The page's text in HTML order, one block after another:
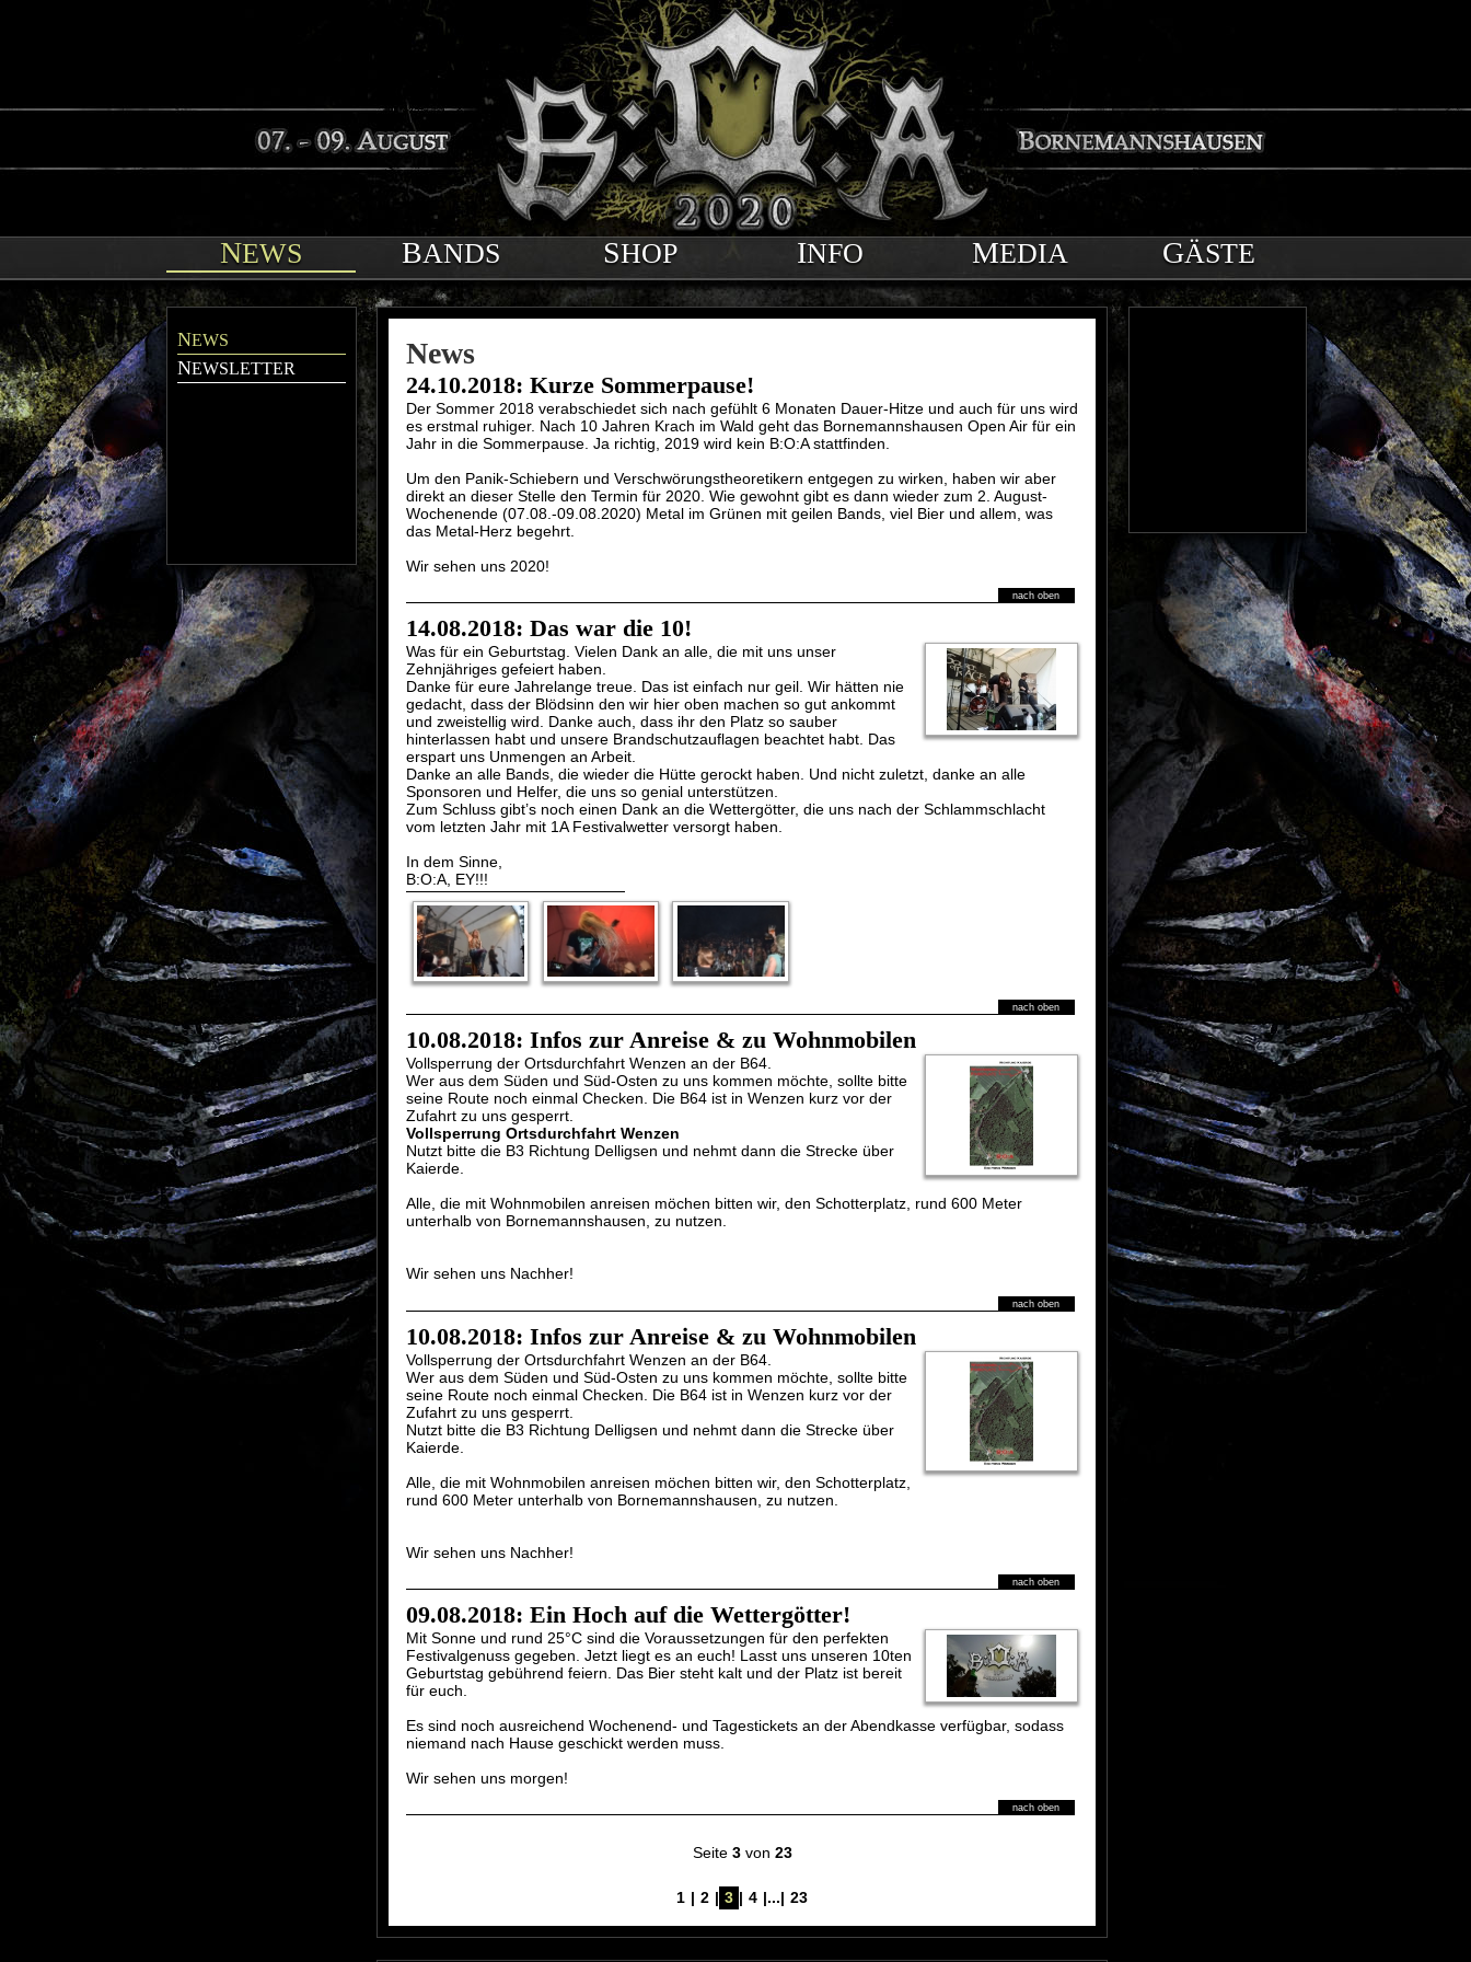
NEWS BANDS SHOP INFO MEDIA GÄSTE
NEWS
NEWSLETTER
News
24.10.2018: Kurze Sommerpause!
Der Sommer 2018 verabschiedet sich nach gefühlt 6 Monaten Dauer-Hitze und auch für uns wird
es erstmal ruhiger. Nach 10 Jahren Krach im Wald geht das Bornemannshausen Open Air für ein
Jahr in die Sommerpause. Ja richtig, 2019 wird kein B:O:A stattfinden.
Um den Panik-Schiebern und Verschwörungstheoretikern entgegen zu wirken, haben wir aber
direkt an dieser Stelle den Termin für 2020. Wie gewohnt gibt es dann wieder zum 2. August-
Wochenende (07.08.-09.08.2020) Metal im Grünen mit geilen Bands, viel Bier und allem, was
das Metal-Herz begehrt.
Wir sehen uns 2020!
nach oben
14.08.2018: Das war die 10!
Was für ein Geburtstag. Vielen Dank an alle, die mit uns unser
Zehnjähriges gefeiert haben.
Danke für eure Jahrelange treue. Das ist einfach nur geil. Wir hätten nie
gedacht, dass der Blödsinn den wir hier oben machen so gut ankommt
und zweistellig wird. Danke auch, dass ihr den Platz so sauber
hinterlassen habt und unsere Brandschutzauflagen beachtet habt. Das
erspart uns Unmengen an Arbeit.
Danke an alle Bands, die wieder die Hütte gerockt haben. Und nicht zuletzt, danke an alle
Sponsoren und Helfer, die uns so genial unterstützen.
Zum Schluss gibt’s noch einen Dank an die Wettergötter, die uns nach der Schlammschlacht
vom letzten Jahr mit 1A Festivalwetter versorgt haben.
In dem Sinne,
B:O:A, EY!!!
nach oben
10.08.2018: Infos zur Anreise & zu Wohnmobilen
Vollsperrung der Ortsdurchfahrt Wenzen an der B64.
Wer aus dem Süden und Süd-Osten zu uns kommen möchte, sollte bitte
seine Route noch einmal Checken. Die B64 ist in Wenzen kurz vor der
Zufahrt zu uns gesperrt.
Vollsperrung Ortsdurchfahrt Wenzen
Nutzt bitte die B3 Richtung Delligsen und nehmt dann die Strecke über
Kaierde.
Alle, die mit Wohnmobilen anreisen möchen bitten wir, den Schotterplatz, rund 600 Meter
unterhalb von Bornemannshausen, zu nutzen.
Wir sehen uns Nachher!
nach oben
10.08.2018: Infos zur Anreise & zu Wohnmobilen
Vollsperrung der Ortsdurchfahrt Wenzen an der B64.
Wer aus dem Süden und Süd-Osten zu uns kommen möchte, sollte bitte
seine Route noch einmal Checken. Die B64 ist in Wenzen kurz vor der
Zufahrt zu uns gesperrt.
Nutzt bitte die B3 Richtung Delligsen und nehmt dann die Strecke über
Kaierde.
Alle, die mit Wohnmobilen anreisen möchen bitten wir, den Schotterplatz,
rund 600 Meter unterhalb von Bornemannshausen, zu nutzen.
Wir sehen uns Nachher!
nach oben
09.08.2018: Ein Hoch auf die Wettergötter!
Mit Sonne und rund 25°C sind die Voraussetzungen für den perfekten
Festivalgenuss gegeben. Jetzt liegt es an euch! Lasst uns unseren 10ten
Geburtstag gebührend feiern. Das Bier steht kalt und der Platz ist bereit
für euch.
Es sind noch ausreichend Wochenend- und Tagestickets an der Abendkasse verfügbar, sodass
niemand nach Hause geschickt werden muss.
Wir sehen uns morgen!
nach oben
Seite 3von 23
1 | 2 | 3 | 4 |...| 23